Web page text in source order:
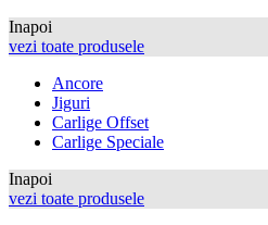
Inapoi
vezi toate produsele
Ancore
Jiguri
Carlige Offset
Carlige Speciale
Inapoi
vezi toate produsele